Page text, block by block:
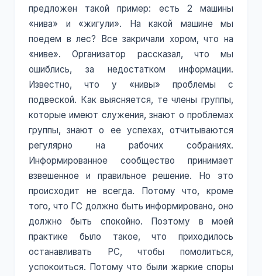
предложен такой пример: есть 2 машины
«нива» и «жигули». На какой машине мы
поедем в лес? Все закричали хором, что на
«ниве». Организатор рассказал, что мы
ошиблись, за недостатком информации.
Известно, что у «нивы» проблемы с
подвеской. Как выясняется, те члены группы,
которые имеют служения, знают о проблемах
группы, знают о ее успехах, отчитываются
регулярно на рабочих собраниях.
Информированное сообщество принимает
взвешенное и правильное решение. Но это
происходит не всегда. Потому что, кроме
того, что ГС должно быть информировано, оно
должно быть спокойно. Поэтому в моей
практике было такое, что приходилось
останавливать РС, чтобы помолиться,
успокоиться. Потому что были жаркие споры